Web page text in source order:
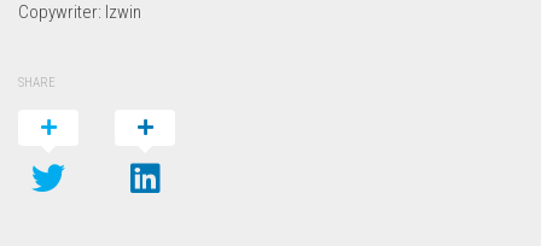
Copywriter: Izwin
SHARE